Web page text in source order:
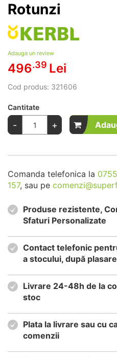
Rotunzi
Adauga un review
496.39 Lei
Cod produs: 321606
Cantitate
- +
Comanda telefonica la
157, sau pe
Produse rezistente,
Sfaturi Personalizate
Contact telefonic
a stocului, după
Livrare 24-48h de la
stoc
Plata la livrare sau cu
comenzii